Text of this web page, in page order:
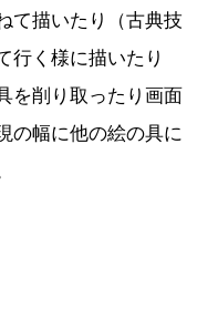
て描いたり（古典技
行く様に描いたり
を削り取ったり画面
の幅に他の絵の具に